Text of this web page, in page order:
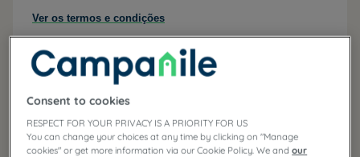
Ver os termos e condições
Consent to cookies
RESPECT FOR YOUR PRIVACY IS A PRIORITY FOR US
You can change your choices at any time by clicking on "Manage
cookies" or get more information via our Cookie Policy. We andour